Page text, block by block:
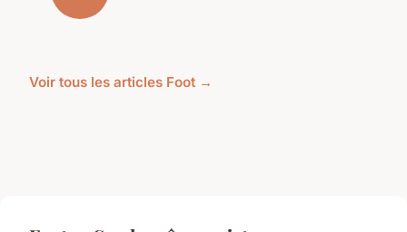
Voir tous les articles Foot →